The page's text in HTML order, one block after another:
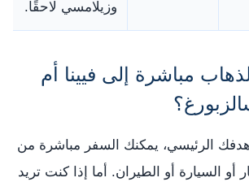
وزيلامسي لاحقًا.
مباشرة إلى فيينا أم
هدفك الرئيسي، يمكنك السفر مباشرة من
أو السيارة أو الطيران. أما إذا كنت تريد